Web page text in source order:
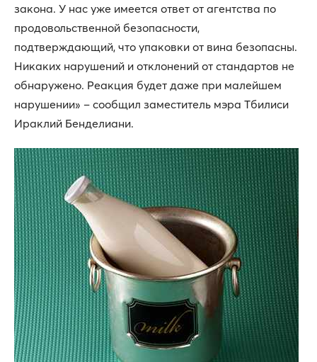
закона. У нас уже имеется ответ от агентства по
продовольственной безопасности,
подтверждающий, что упаковки от вина безопасны.
Никаких нарушений и отклонений от стандартов не
обнаружено. Реакция будет даже при малейшем
нарушении» – сообщил заместитель мэра Тбилиси
Ираклий Бенделиани.